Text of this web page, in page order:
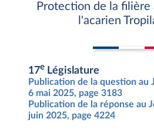
Protection de la
l'acarien
17e Législature
Publication de la question au
6 mai 2025, page 3183
Publication de la réponse au
juin 2025, page 4224